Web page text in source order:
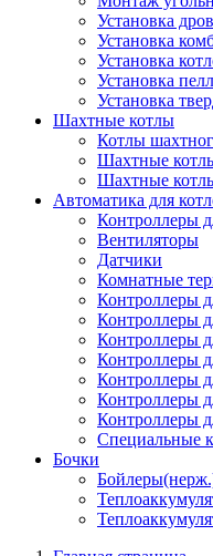
Установка
Установка
Установка
Установка
Установка
Шахтные котлы
Котлы
Шахтные
Шахтные
Автоматика для
Контроллеры
Вентиляторы
Датчики
Комнатные
Контроллеры
Контроллеры
Контроллеры
Контроллеры
Контроллеры
Контроллеры
Контроллеры
Специальные
Бочки